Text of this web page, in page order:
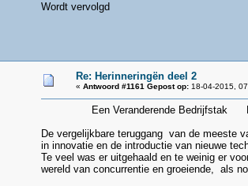
Wordt vervolgd
Re: Herinneringën deel 2
« Antwoord #1161 Gepost op:18-04-2015,
Een Veranderende Bedrijfstak
De vergelijkbare teruggang van de meeste
in innovatie en de introductie van nieuwe
Te veel was er uitgehaald en te weinig er
wereld van concurrentie en groeiende, als